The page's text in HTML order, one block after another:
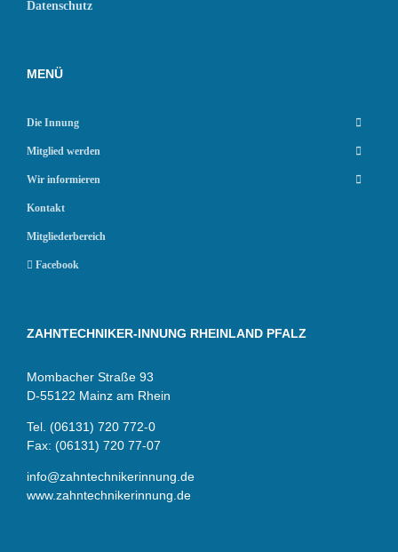
Datenschutz
MENÜ
Die Innung
Mitglied werden
Wir informieren
Kontakt
Mitgliederbereich
Facebook
ZAHNTECHNIKER-INNUNG RHEINLAND PFALZ
Mombacher Straße 93
D-55122 Mainz am Rhein
Tel. (06131) 720 772-0
Fax: (06131) 720 77-07
info@zahntechnikerinnung.de
www.zahntechnikerinnung.de